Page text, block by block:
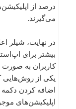
درصد از
می‌گیرند.
در نهایت، شیلر
بیشتر برای
کاربران به صورت
یکی از روش‌هایی
اپلیکیشن‌های